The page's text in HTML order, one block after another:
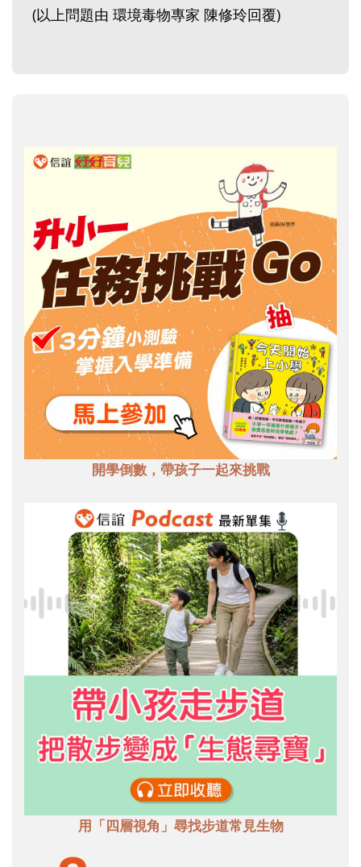
(以上問題由 環境毒物專家 陳修玲回覆)
開學倒數，帶孩子一起來挑戰
用「四層視角」尋找步道常見生物